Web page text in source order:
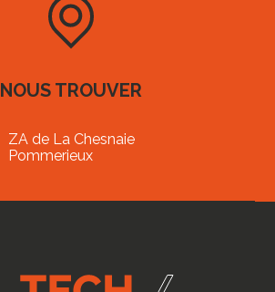
NOUS TROUVER
ZA de La Chesnaie
Pommerieux